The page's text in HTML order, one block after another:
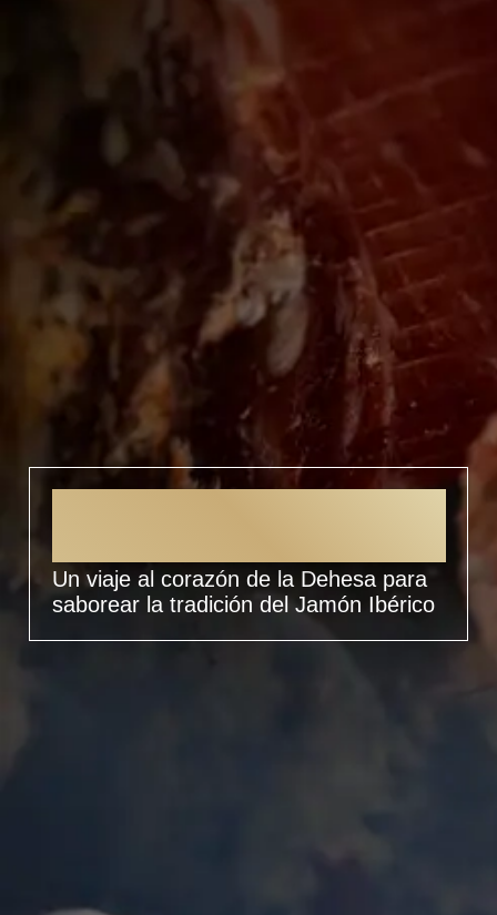
Un viaje al corazón de la Dehesa para
saborear la tradición del Jamón Ibérico